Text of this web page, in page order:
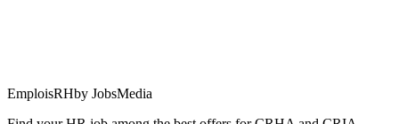
EmploisRHby JobsMedia